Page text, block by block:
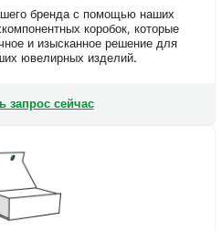
бренда с помощью наших
коробок, которые
и изысканное решение для
ювелирных изделий.
запрос сейчас